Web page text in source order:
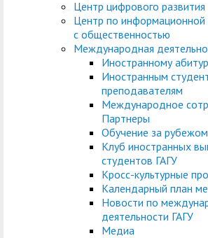
Центр цифрового развития
Центр по информационной
с общественностью
Международная
Иностранному
Иностранным
преподавателям
Международное
Партнеры
Обучение за
Клуб иностранных
студентов ГАГУ
Кросс-культурные
Календарный план
Новости по
деятельности ГАГУ
Медиа